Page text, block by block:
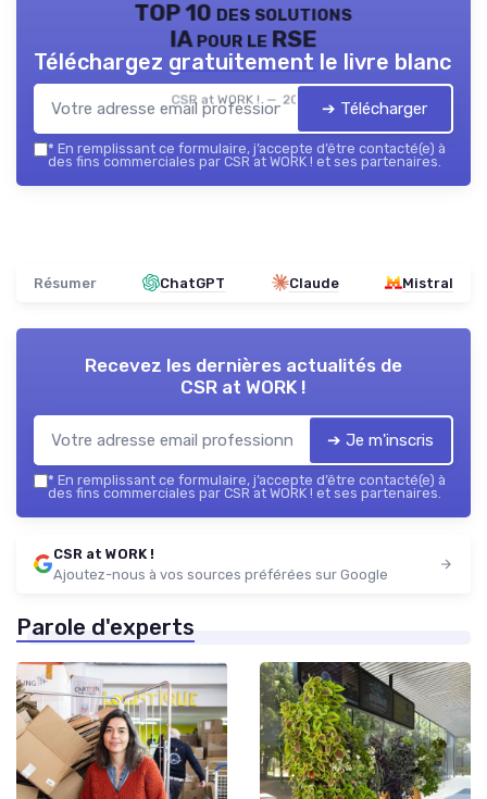
TOP 10 des solutions
IA pour le RSE
CSR at WORK ! — 2026
Téléchargez gratuitement le livre blanc
➔ Télécharger
* En remplissant ce formulaire, j’accepte d’être contacté(e) à
des fins commerciales par CSR at WORK ! et ses partenaires.
Résumer ChatGPT Claude Mistral
Recevez les dernières actualités de
CSR at WORK !
➔ Je m'inscris
* En remplissant ce formulaire, j’accepte d’être contacté(e) à
des fins commerciales par CSR at WORK ! et ses partenaires.
CSR at WORK !
Ajoutez-nous à vos sources préférées sur Google
Parole d'experts